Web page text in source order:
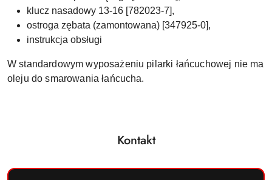
klucz nasadowy 13-16 [782023-7],
ostroga zębata (zamontowana) [347925-0],
instrukcja obsługi
W standardowym wyposażeniu pilarki łańcuchowej nie ma
oleju do smarowania łańcucha.
Kontakt